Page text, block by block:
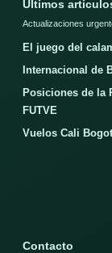
Ultimos
Actualizaciones
El juego del
Internacional de
Posiciones de la
FUTVE
Vuelos Cali
Contacto